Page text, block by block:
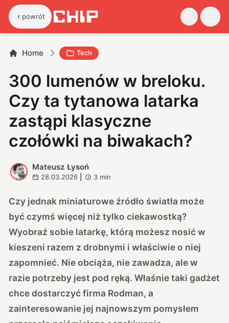
powrót
Home Tech
300 lumenów w breloku.
Czy ta tytanowa latarka
zastąpi klasyczne
czołówki na biwakach?
M
Mateusz Łysoń
28.03.2026 3 min
Czy jednak miniaturowe źródło światła może
być czymś więcej niż tylko ciekawostką?
Wyobraź sobie latarkę, którą możesz nosić w
kieszeni razem z drobnymi i właściwie o niej
zapomnieć. Nie obciąża, nie zawadza, ale w
razie potrzeby jest pod ręką. Właśnie taki gadżet
chce dostarczyć firma Rodman, a
zainteresowanie jej najnowszym pomysłem